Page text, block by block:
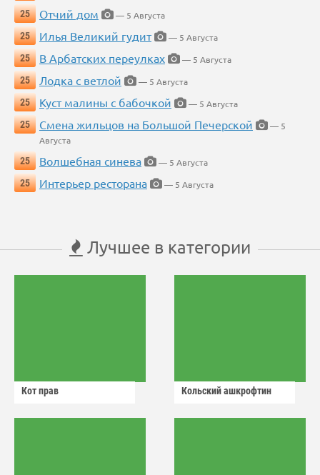
25
Отчий дом
— 5 Августа
25
Илья Великий гудит
— 5 Августа
25
В Арбатских переулках
— 5 Августа
25
Лодка с ветлой
— 5 Августа
25
Куст малины с бабочкой
— 5 Августа
25
Смена жильцов на Большой Печерской
— 5
Августа
25
Волшебная синева
— 5 Августа
25
Интерьер ресторана — 5 Августа
Лучшее в категории
Кот прав Кольский ашкрофтин